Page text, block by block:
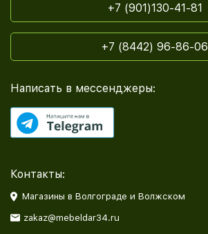
+7 (901)130-41-81
+7 (8442) 96-86-06
Написать в мессенджеры:
Контакты:
Магазины в Волгограде и Волжском
zakaz@mebeldar34.ru